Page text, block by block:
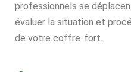
professionnels se
évaluer la situation et
de votre coffre-fort.